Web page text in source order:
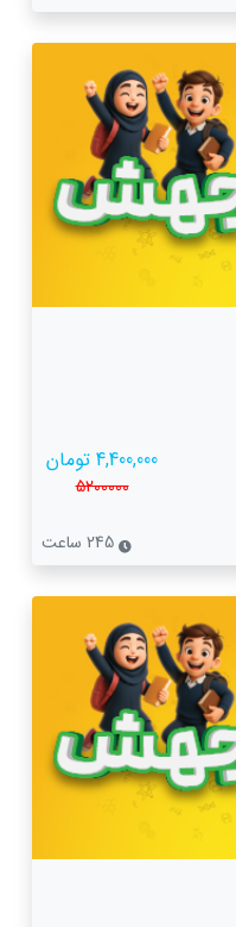
4,400,000 تومان
5200000